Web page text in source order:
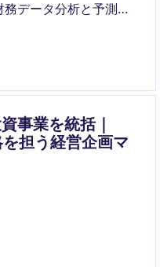
データ分析と予測業
決定支援が求められ
事業を統括｜
担う経営企画マ